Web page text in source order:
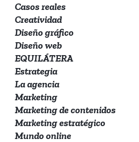
Casos reales
Creatividad
Diseño gráfico
Diseño web
EQUILÁTERA
Estrategia
La agencia
Marketing
Marketing de contenidos
Marketing estratégico
Mundo online